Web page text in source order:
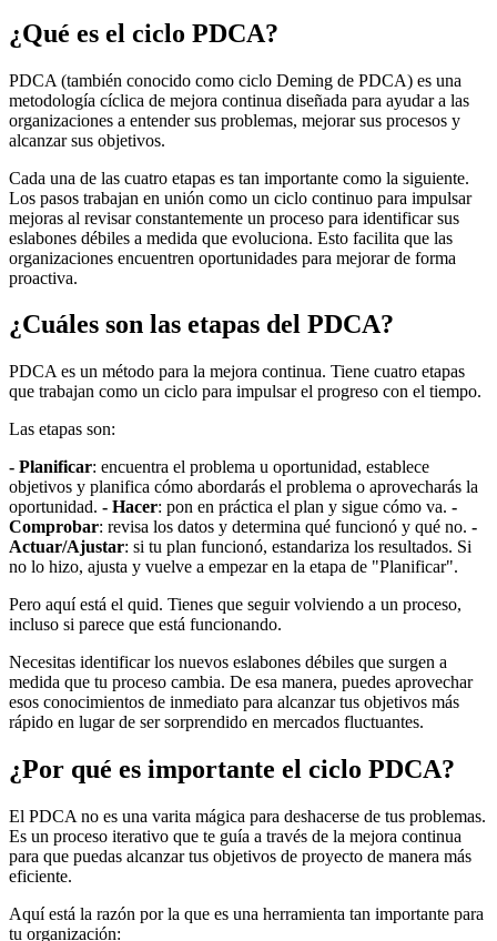
¿Qué es el ciclo PDCA?
PDCA (también conocido como ciclo Deming de PDCA) es una
metodología cíclica de mejora continua diseñada para ayudar a las
organizaciones a entender sus problemas, mejorar sus procesos y
alcanzar sus objetivos.
Cada una de las cuatro etapas es tan importante como la siguiente.
Los pasos trabajan en unión como un ciclo continuo para impulsar
mejoras al revisar constantemente un proceso para identificar sus
eslabones débiles a medida que evoluciona. Esto facilita que las
organizaciones encuentren oportunidades para mejorar de forma
proactiva.
¿Cuáles son las etapas del PDCA?
PDCA es un método para la mejora continua. Tiene cuatro etapas
que trabajan como un ciclo para impulsar el progreso con el tiempo.
Las etapas son:
- Planificar: encuentra el problema u oportunidad, establece
objetivos y planifica cómo abordarás el problema o aprovecharás la
oportunidad. - Hacer: pon en práctica el plan y sigue cómo va. -
Comprobar: revisa los datos y determina qué funcionó y qué no. -
Actuar/Ajustar: si tu plan funcionó, estandariza los resultados. Si
no lo hizo, ajusta y vuelve a empezar en la etapa de "Planificar".
Pero aquí está el quid. Tienes que seguir volviendo a un proceso,
incluso si parece que está funcionando.
Necesitas identificar los nuevos eslabones débiles que surgen a
medida que tu proceso cambia. De esa manera, puedes aprovechar
esos conocimientos de inmediato para alcanzar tus objetivos más
rápido en lugar de ser sorprendido en mercados fluctuantes.
¿Por qué es importante el ciclo PDCA?
El PDCA no es una varita mágica para deshacerse de tus problemas.
Es un proceso iterativo que te guía a través de la mejora continua
para que puedas alcanzar tus objetivos de proyecto de manera más
eficiente.
Aquí está la razón por la que es una herramienta tan importante para
tu organización: